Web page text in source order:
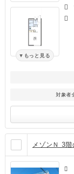
もっと見る
対象者
メゾンＮ 3